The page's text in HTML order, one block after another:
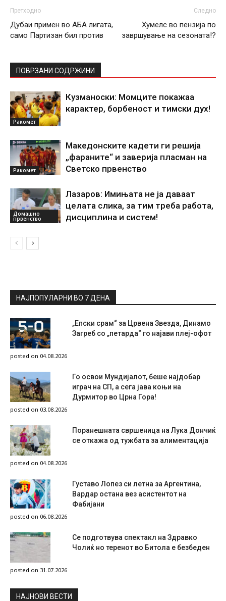
Претходно
Дубаи примен во АБА лигата,
само Партизан бил против
Следно
Хумелс во пензија по
завршување на сезоната!?
ПОВРЗАНИ СОДРЖИНИ
Ракомет
Кузманоски: Момците покажаа
карактер, борбеност и тимски дух!
Ракомет
Македонските кадети ги решија
„фараните“ и заверија пласман на
Светско првенство
Домашно
првенство
Лазаров: Имињата не ја даваат
целата слика, за тим треба работа,
дисциплина и систем!
НАЈПОПУЛАРНИ ВО 7 ДЕНА
„Епски срам“ за Црвена Звезда, Динамо
Загреб со „петарда“ го најави плеј-офот
posted on 04.08.2026
Го освои Мундијалот, беше најдобар
играч на СП, а сега јава коњи на
Дурмитор во Црна Гора!
posted on 03.08.2026
Поранешната свршеница на Лука Дончиќ
се откажа од тужбата за алиментација
posted on 04.08.2026
Густаво Лопез си летна за Аргентина,
Вардар остана вез асистентот на
Фабијани
posted on 06.08.2026
Се подготвува спектакл на Здравко
Чолиќ но теренот во Битола е безбеден
posted on 31.07.2026
НAЈНОВИ ВЕСТИ